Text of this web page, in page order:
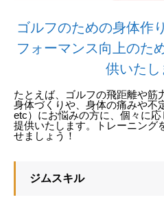
ゴルフのための身体作
フォーマンス向上のた
供いたし
たとえば、ゴルフの飛距離や筋
身体づくりや、身体の痛みや不
etc）にお悩みの方に、個々に
提供いたします。トレーニング
せましょう！
ジムスキル